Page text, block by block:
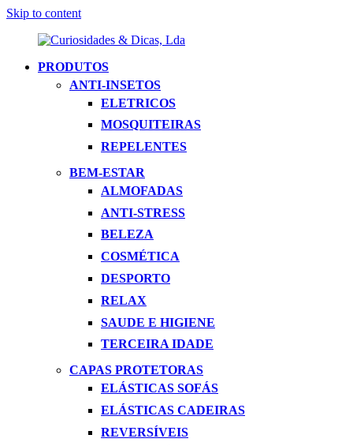
Skip to content
Curiosidades
Apaixonados
PRODUTOS
ANTI-INSETOS
ELETRICOS
MOSQUITEIRAS
REPELENTES
BEM-ESTAR
ALMOFADAS
ANTI-STRESS
BELEZA
COSMÉTICA
DESPORTO
RELAX
SAUDE E HIGIENE
TERCEIRA IDADE
CAPAS PROTETORAS
ELÁSTICAS SOFÁS
ELÁSTICAS CADEIRAS
REVERSÍVEIS